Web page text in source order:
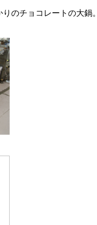
のチョコレートの大鍋。